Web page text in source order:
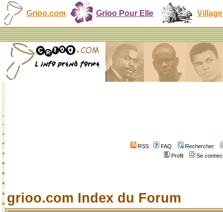
Grioo.com Grioo Pour Elle Village
RSS FAQ
Rechercher
Profil
Se
grioo.com Index du Forum